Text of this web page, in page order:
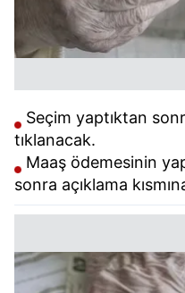
Seçim yaptıktan
tıklanacak.
Maaş ödemesinin
sonra açıklama